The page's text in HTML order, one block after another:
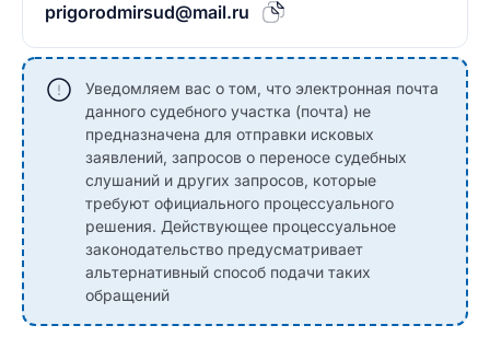
prigorodmirsud@mail.ru
Уведомляем вас о том, что электронная почта
данного судебного участка (почта) не
предназначена для отправки исковых
заявлений, запросов о переносе судебных
слушаний и других запросов, которые
требуют официального процессуального
решения. Действующее процессуальное
законодательство предусматривает
альтернативный способ подачи таких
обращений